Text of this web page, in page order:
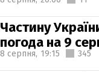
Частину
погода на 9
8 серпня, 19:15 345